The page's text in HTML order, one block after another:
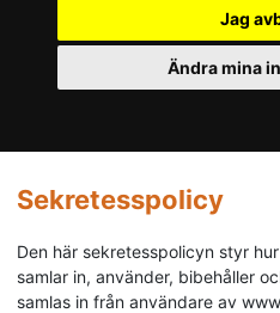
Jag
Ändra mina
Sekretesspolicy
Den här sekretesspolicyn styr
samlar in, använder, bibehåller
samlas in från användare av